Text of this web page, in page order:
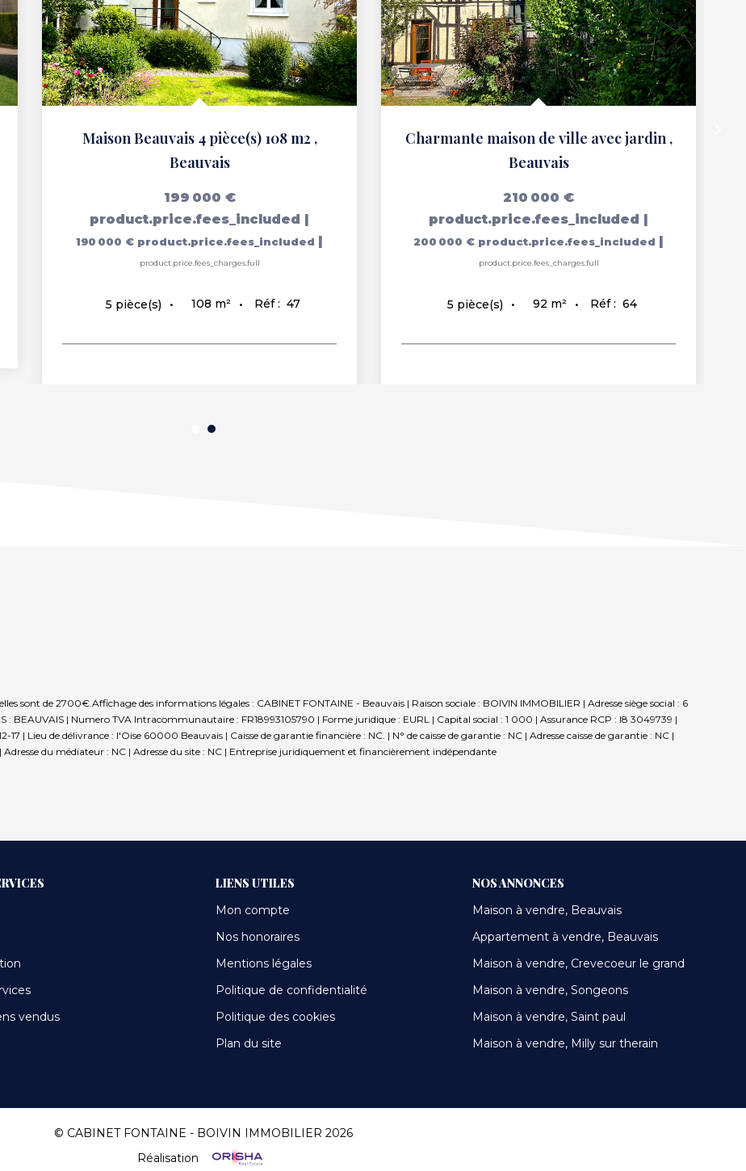
Maison Beauvais 4 pièce(s) 108 m2 ,
Beauvais
199 000 €
product.price.fees_included |
190 000 € product.price.fees_included |
product.price.fees_charges.full
5 pièce(s) 108 m² Réf : 47
Charmante maison de ville avec jardin ,
Beauvais
210 000 €
product.price.fees_included |
200 000 € product.price.fees_included |
product.price.fees_charges.full
5 pièce(s) 92 m² Réf : 64
sont de 2700€.Affichage des informations légales : CABINET FONTAINE - Beauvais | Raison sociale : BOIVIN IMMOBILIER | Adresse siège social : 6
BEAUVAIS | Numero TVA Intracommunautaire : FR18993105790 | Forme juridique : EURL | Capital social : 1 000 | Assurance RCP : I8 3049739 |
| Lieu de délivrance : l'Oise 60000 Beauvais | Caisse de garantie financière : NC. | N° de caisse de garantie : NC | Adresse caisse de garantie : NC |
du médiateur : NC | Adresse du site : NC | Entreprise juridiquement et financièrement indépendante
vendus
LIENS UTILES
Mon compte
Nos honoraires
Mentions légales
Politique de confidentialité
Politique des cookies
Plan du site
NOS ANNONCES
Maison à vendre, Beauvais
Appartement à vendre, Beauvais
Maison à vendre, Crevecoeur le grand
Maison à vendre, Songeons
Maison à vendre, Saint paul
Maison à vendre, Milly sur therain
© CABINET FONTAINE - BOIVIN IMMOBILIER 2026
Réalisation